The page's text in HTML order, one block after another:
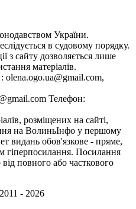
України.
в судовому порядку.
з сайту дозволяється лише
матеріалів.
olena.ogo.ua@gmail.com,
Телефон:
розміщених на сайті,
на ВолиньІнфо у першому
видань обов'язкове - пряме,
гіперпосилання. Посилання
повного або часткового
- 2026